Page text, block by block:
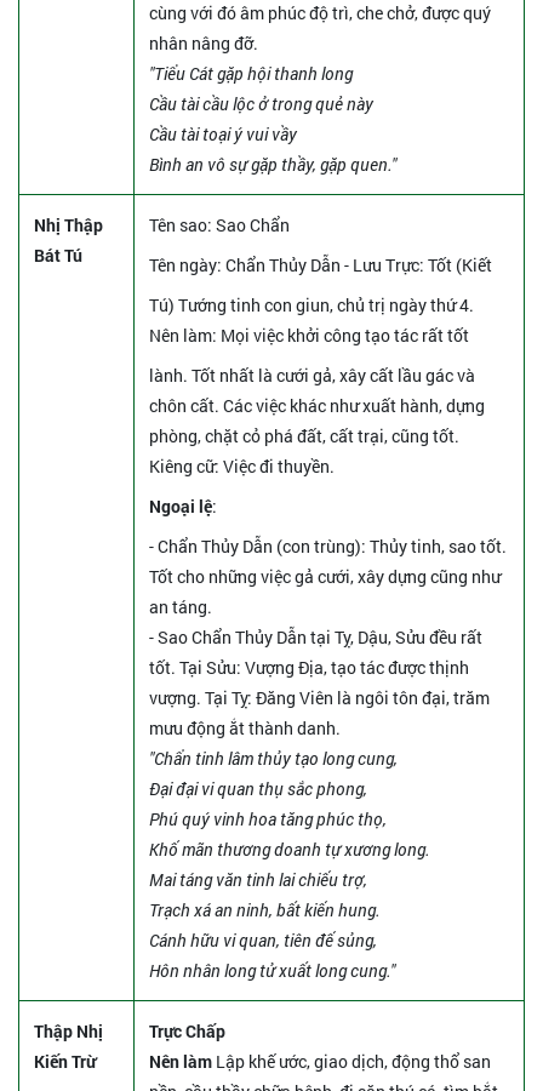
cùng với đó âm phúc độ trì, che chở, được quý
nhân nâng đỡ.
"Tiểu Cát gặp hội thanh long
Cầu tài cầu lộc ở trong quẻ này
Cầu tài toại ý vui vầy
Bình an vô sự gặp thầy, gặp quen."
Nhị Thập
Bát Tú
Tên sao: Sao Chẩn
Tên ngày: Chẩn Thủy Dẫn - Lưu Trực: Tốt (Kiết
Tú) Tướng tinh con giun, chủ trị ngày thứ 4.
Nên làm: Mọi việc khởi công tạo tác rất tốt
lành. Tốt nhất là cưới gả, xây cất lầu gác và
chôn cất. Các việc khác như xuất hành, dựng
phòng, chặt cỏ phá đất, cất trại, cũng tốt.
Kiêng cữ: Việc đi thuyền.
Ngoại lệ:
- Chẩn Thủy Dẫn (con trùng): Thủy tinh, sao tốt.
Tốt cho những việc gả cưới, xây dựng cũng như
an táng.
- Sao Chẩn Thủy Dẫn tại Tỵ, Dậu, Sửu đều rất
tốt. Tại Sửu: Vượng Địa, tạo tác được thịnh
vượng. Tại Tỵ: Đăng Viên là ngôi tôn đại, trăm
mưu động ắt thành danh.
"Chẩn tinh lâm thủy tạo long cung,
Đại đại vi quan thụ sắc phong,
Phú quý vinh hoa tăng phúc thọ,
Khố mãn thương doanh tự xương long.
Mai táng văn tinh lai chiếu trợ,
Trạch xá an ninh, bất kiến hung.
Cánh hữu vi quan, tiên đế sủng,
Hôn nhân long tử xuất long cung."
Thập Nhị
Kiến Trừ
Trực Chấp
Nên làm Lập khế ước, giao dịch, động thổ san